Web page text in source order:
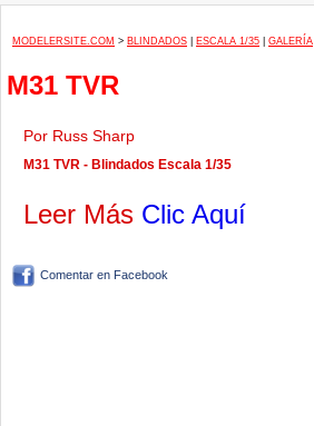
MODELERSITE.COM > BLINDADOS ESCALA 1/35 GALERÍA
M31 TVR
Por Russ Sharp
M31 TVR - Blindados Escala 1/35
Leer Más Clic Aquí
Comentar en Facebook